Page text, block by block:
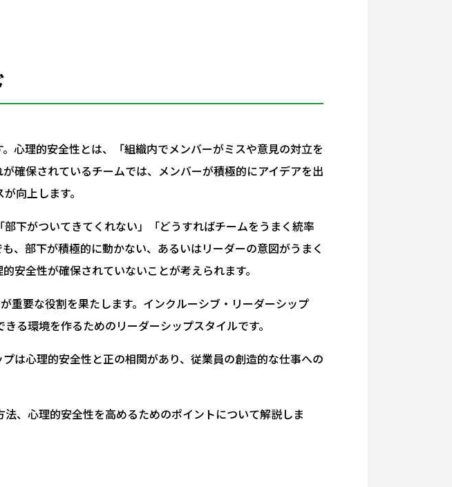
心理的安全性とは、「組織内でメンバーがミスや意見の対立を
確保されているチームでは、メンバーが積極的にアイデアを出
向上します。
下がついてきてくれない」「どうすればチームをうまく統率
、部下が積極的に動かない、あるいはリーダーの意図がうまく
安全性が確保されていないことが考えられます。
重要な役割を果たします。インクルーシブ・リーダーシップ
る環境を作るためのリーダーシップスタイルです。
は心理的安全性と正の相関があり、従業員の創造的な仕事への
、心理的安全性を高めるためのポイントについて解説しま